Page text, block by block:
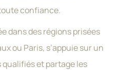
confiance.
dans des régions prisées
ou Paris, s’appuie sur un
et partage les